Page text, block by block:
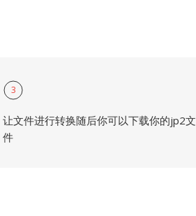
3
让文件进行转换随后你可以下载你的jp2文
件